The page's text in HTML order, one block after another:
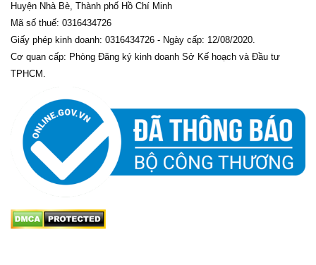
Huyện Nhà Bè, Thành phố Hồ Chí Minh
Mã số thuế: 0316434726
Giấy phép kinh doanh: 0316434726 - Ngày cấp: 12/08/2020.
Cơ quan cấp: Phòng Đăng ký kinh doanh Sở Kế hoạch và Đầu tư
TPHCM.